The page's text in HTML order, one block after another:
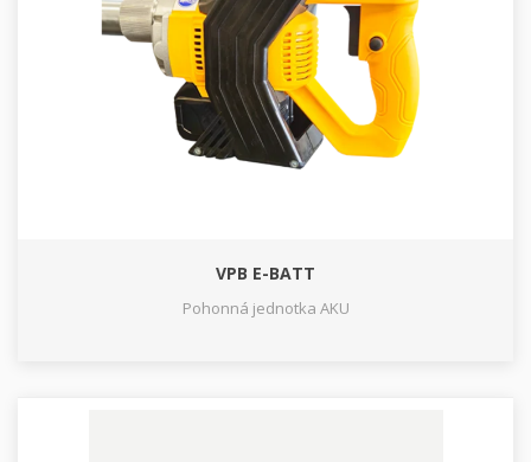
VPB E-BATT
Pohonná jednotka AKU